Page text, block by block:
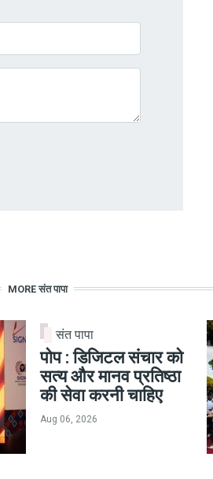
MORE संत पापा
संत पापा
पोप : डिजिटल संचार को
सत्य और मानव प्रतिष्ठा
की सेवा करनी चाहिए
Aug 06, 2026